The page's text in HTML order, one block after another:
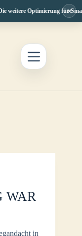
Optimierung für ×
WAR
in